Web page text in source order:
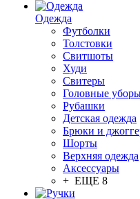
Одежда
Футболки
Толстовки
Свитшоты
Худи
Свитеры
Головные
Рубашки
Детская одежда
Брюки и
Шорты
Верхняя одежда
Аксессуары
+ ЕЩЕ 8